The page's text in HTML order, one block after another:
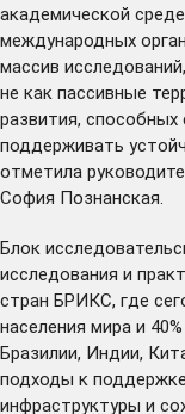
академической
международных
массив
не как пассивные
развития,
поддерживать
отметила
София Познанская.
Блок
исследования и
стран БРИКС, где
населения мира и
Бразилии, Индии,
подходы к
инфраструктуры и